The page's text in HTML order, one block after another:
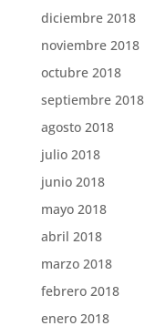
diciembre 2018
noviembre 2018
octubre 2018
septiembre 2018
agosto 2018
julio 2018
junio 2018
mayo 2018
abril 2018
marzo 2018
febrero 2018
enero 2018